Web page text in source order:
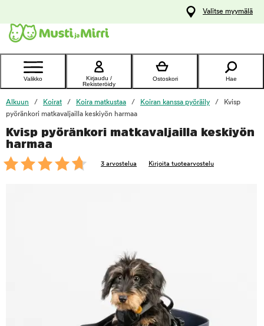
Ota yhteyttä
asiakaspalveluun
Valitse myymälä
Valikko
Kirjaudu /
Rekisteröidy
Ostoskori Hae
Alkuun Koirat Koira matkustaa Koiran kanssa pyöräily
Kvisp
pyöränkori matkavaljailla keskiyön harmaa
Kvisp pyöränkori matkavaljailla keskiyön
harmaa
3 arvostelua Kirjoita tuotearvostelu
foo